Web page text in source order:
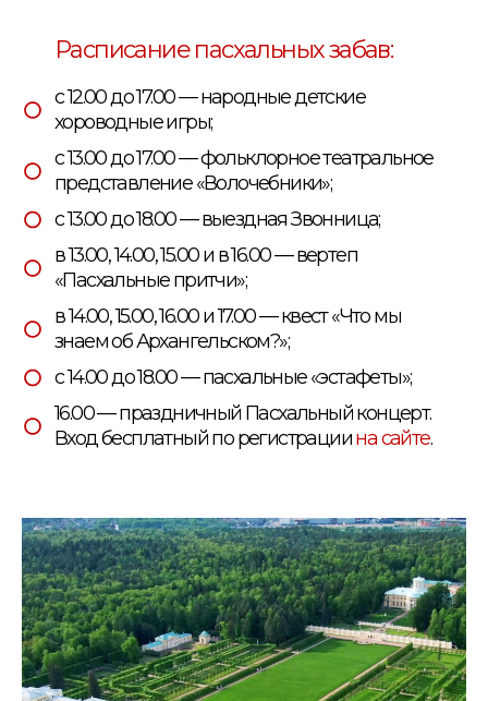
Расписание пасхальных забав:
с 12.00 до 17.00 — народные детские
хороводные игры;
с 13.00 до 17.00 — фольклорное театральное
представление «Волочебники»;
с 13.00 до 18.00 — выездная Звонница;
в 13.00, 14.00, 15.00 и в 16.00 — вертеп
«Пасхальные притчи»;
в 14.00, 15.00, 16.00 и 17.00 — квест «Что мы
знаем об Архангельском?»;
с 14.00 до 18.00 — пасхальные «эстафеты»;
16.00 — праздничный Пасхальный концерт.
Вход бесплатный по регистрациина сайте.